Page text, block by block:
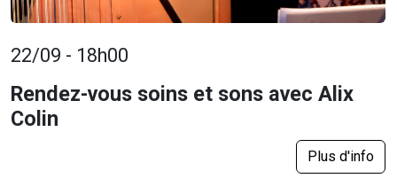
22/09 - 18h00
Rendez-vous soins et sons avec Alix
Colin
Plus d'info